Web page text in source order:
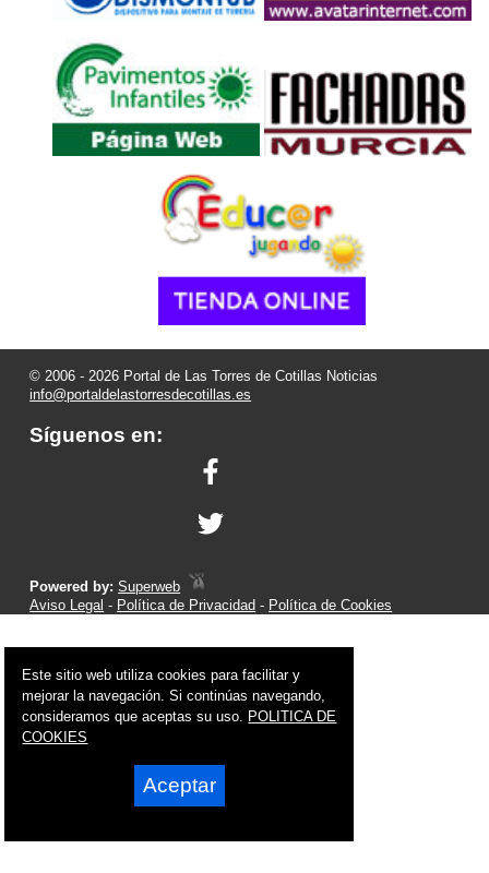
© 2006 - 2026 Portal de Las Torres de Cotillas Noticias
info@portaldelastorresdecotillas.es
Síguenos en:
Powered by:Superweb
Aviso Legal - Política de Privacidad - Política de Cookies
Este sitio web utiliza cookies para facilitar y
mejorar la navegación. Si continúas navegando,
consideramos que aceptas su uso. POLITICA DE
COOKIES
Aceptar